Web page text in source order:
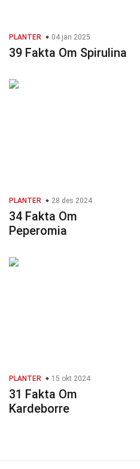
PLANTER 04 jan 2025
39 Fakta Om Spirulina
PLANTER 28 des 2024
34 Fakta Om
Peperomia
PLANTER 15 okt 2024
31 Fakta Om
Kardeborre